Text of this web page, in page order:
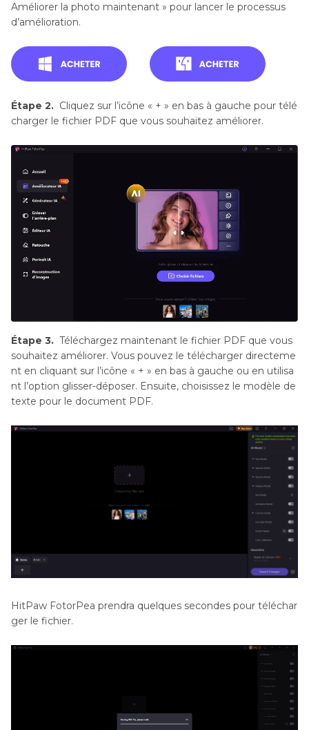
Améliorer la photo maintenant » pour lancer le processus
d’amélioration.
Étape 2. Cliquez sur l’icône « + » en bas à gauche pour télé
charger le fichier PDF que vous souhaitez améliorer.
Étape 3. Téléchargez maintenant le fichier PDF que vous
souhaitez améliorer. Vous pouvez le télécharger directeme
nt en cliquant sur l’icône « + » en bas à gauche ou en utilisa
nt l’option glisser-déposer. Ensuite, choisissez le modèle de
texte pour le document PDF.
HitPaw FotorPea prendra quelques secondes pour téléchar
ger le fichier.